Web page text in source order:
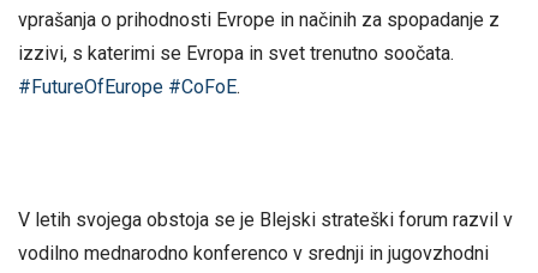
vprašanja o prihodnosti Evrope in načinih za spopadanje z
izzivi, s katerimi se Evropa in svet trenutno soočata.
#FutureOfEurope #CoFoE.
V letih svojega obstoja se je Blejski strateški forum razvil v
vodilno mednarodno konferenco v srednji in jugovzhodni